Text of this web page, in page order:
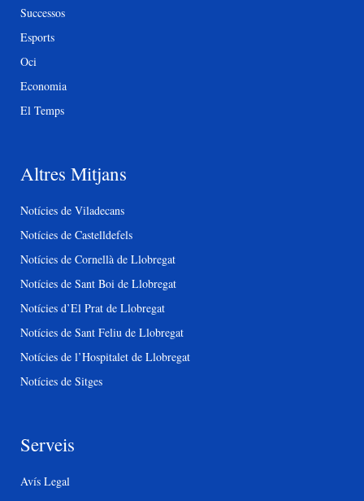
Successos
Esports
Oci
Economia
El Temps
Altres Mitjans
Notícies de Viladecans
Notícies de Castelldefels
Notícies de Cornellà de Llobregat
Notícies de Sant Boi de Llobregat
Notícies d’El Prat de Llobregat
Notícies de Sant Feliu de Llobregat
Notícies de l’Hospitalet de Llobregat
Notícies de Sitges
Serveis
Avís Legal